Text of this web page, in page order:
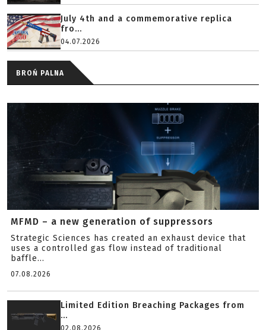
July 4th and a commemorative replica
fro...
04.07.2026
BROŃ PALNA
MFMD – a new generation of suppressors
Strategic Sciences has created an exhaust device that
uses a controlled gas flow instead of traditional
baffle...
07.08.2026
Limited Edition Breaching Packages from
...
02.08.2026